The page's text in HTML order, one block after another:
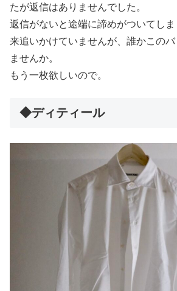
たが返信はありませんでした。
返信がないと途端に諦めがついてし
来追いかけていませんが、誰かこの
ませんか。
もう一枚欲しいので。
◆ディティール